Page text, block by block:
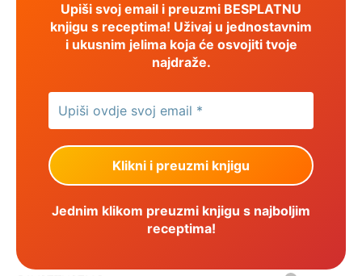
Upiši svoj email i preuzmi BESPLATNU
knjigu s receptima! Uživaj u jednostavnim
i ukusnim jelima koja će osvojiti tvoje
najdraže.
Jednim klikom preuzmi knjigu s najboljim
receptima!